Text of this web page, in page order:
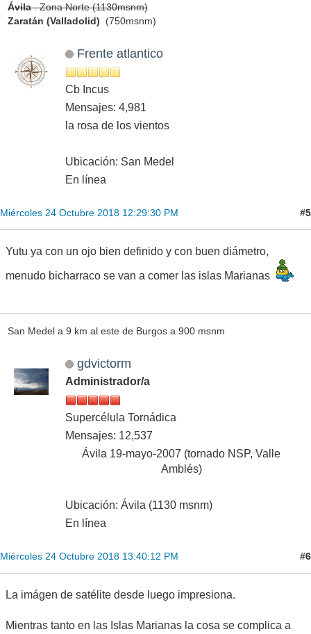
Ávila. Zona Norte (1130msnm)
Zaratán (Valladolid) (750msnm)
Frente atlantico
Cb Incus
Mensajes: 4,981
la rosa de los vientos
Ubicación: San Medel
En línea
Miércoles 24 Octubre 2018 12:29:30 PM #5
Yutu ya con un ojo bien definido y con buen diámetro,
menudo bicharraco se van a comer las islas Marianas
San Medel a 9 km al este de Burgos a 900 msnm
gdvictorm
Administrador/a
Supercélula Tornádica
Mensajes: 12,537
Ávila 19-mayo-2007 (tornado NSP, Valle
Amblés)
Ubicación: Ávila (1130 msnm)
En línea
Miércoles 24 Octubre 2018 13:40:12 PM #6
La imágen de satélite desde luego impresiona.
Mientras tanto en las Islas Marianas la cosa se complica a